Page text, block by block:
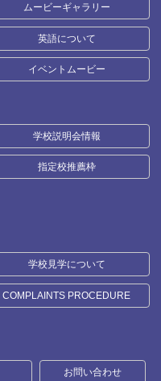
ムービーギャラリー
英語について
イベントムービー
学校説明会情報
指定校推薦枠
学校見学について
COMPLAINTS PROCEDURE
お問い合わせ